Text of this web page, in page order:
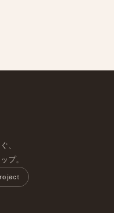
、
プ。